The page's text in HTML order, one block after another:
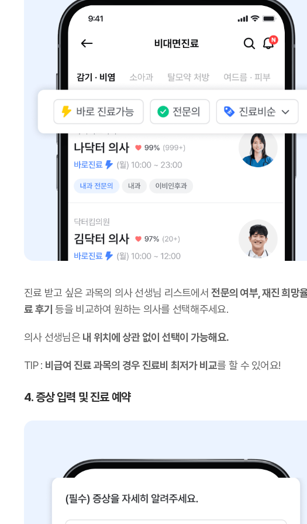
진료 받고 싶은 과목의 의사 선생님 리스트에서전문의 여부, 재진 희망
료 후기 등을 비교하여 원하는 의사를 선택해주세요.
의사 선생님은 내 위치에 상관 없이 선택이 가능해요.
TIP : 비급여 진료 과목의 경우 진료비 최저가 비교를 할 수 있어요!
4. 증상 입력 및 진료 예약